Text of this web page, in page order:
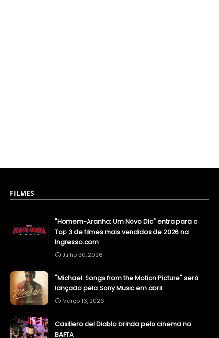
FILMES
"Homem-Aranha: Um Novo Dia" entra para o
Top 3 de filmes mais vendidos de 2026 na
Ingresso.com
Julho 30, 2026
"Michael: Songs from the Motion Picture" será
lançado pela Sony Music em abril
Março 16, 2026
Casillero del Diablo brinda pelo cinema no
BAFTA